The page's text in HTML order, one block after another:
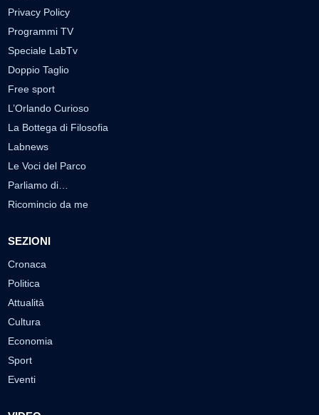
Privacy Policy
Programmi TV
Speciale LabTv
Doppio Taglio
Free sport
L’Orlando Curioso
La Bottega di Filosofia
Labnews
Le Voci del Parco
Parliamo di…
Ricomincio da me
SEZIONI
Cronaca
Politica
Attualità
Cultura
Economia
Sport
Eventi